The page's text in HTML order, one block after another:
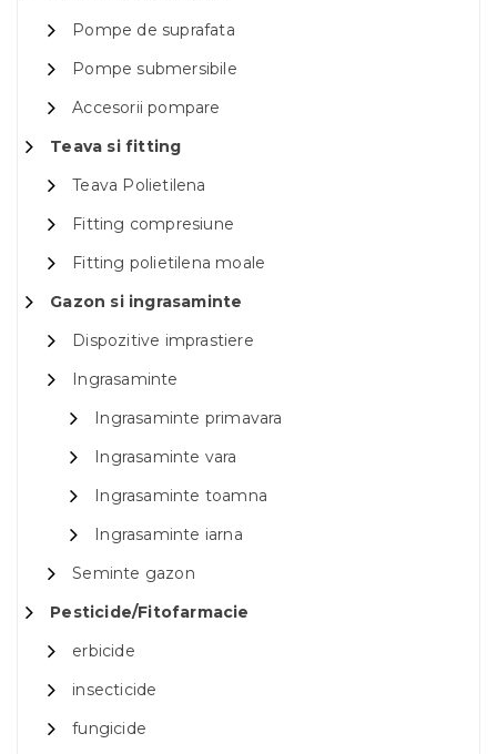
Pompe de suprafata
Pompe submersibile
Accesorii pompare
Teava si fitting
Teava Polietilena
Fitting compresiune
Fitting polietilena moale
Gazon si ingrasaminte
Dispozitive imprastiere
Ingrasaminte
Ingrasaminte primavara
Ingrasaminte vara
Ingrasaminte toamna
Ingrasaminte iarna
Seminte gazon
Pesticide/Fitofarmacie
erbicide
insecticide
fungicide